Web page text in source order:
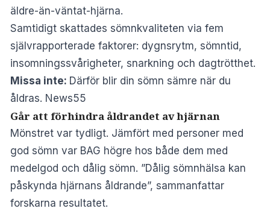
äldre-än-väntat-hjärna.
Samtidigt skattades sömnkvaliteten via fem
självrapporterade faktorer: dygnsrytm, sömntid,
insomningssvårigheter, snarkning och dagtrötthet.
Missa inte: Därför blir din sömn sämre när du
åldras. News55
Går att förhindra åldrandet av hjärnan
Mönstret var tydligt. Jämfört med personer med
god sömn var BAG högre hos både dem med
medelgod och dålig sömn. ”Dålig sömnhälsa kan
påskynda hjärnans åldrande”, sammanfattar
forskarna resultatet.